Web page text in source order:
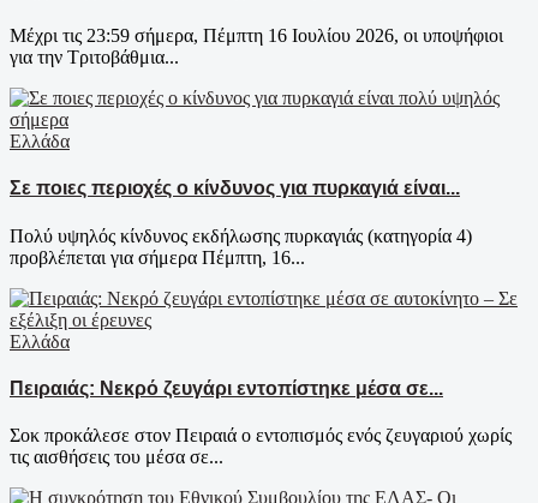
Μέχρι τις 23:59 σήμερα, Πέμπτη 16 Ιουλίου 2026, οι υποψήφιοι
για την Τριτοβάθμια...
Ελλάδα
Σε ποιες περιοχές ο κίνδυνος για πυρκαγιά είναι...
Πολύ υψηλός κίνδυνος εκδήλωσης πυρκαγιάς (κατηγορία 4)
προβλέπεται για σήμερα Πέμπτη, 16...
Ελλάδα
Πειραιάς: Νεκρό ζευγάρι εντοπίστηκε μέσα σε...
Σοκ προκάλεσε στον Πειραιά ο εντοπισμός ενός ζευγαριού χωρίς
τις αισθήσεις του μέσα σε...